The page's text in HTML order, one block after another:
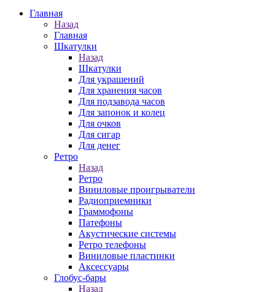
Главная
Назад
Главная
Шкатулки
Назад
Шкатулки
Для украшений
Для хранения часов
Для подзавода часов
Для запонок и колец
Для очков
Для сигар
Для денег
Ретро
Назад
Ретро
Виниловые проигрыватели
Радиоприемники
Граммофоны
Патефоны
Акустические системы
Ретро телефоны
Виниловые пластинки
Аксессуары
Глобус-бары
Назад